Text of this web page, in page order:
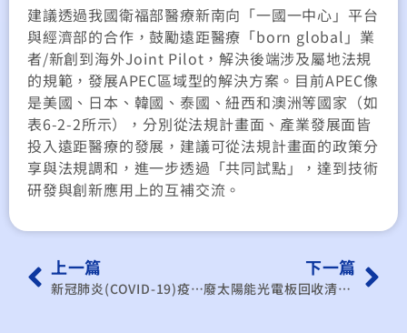
建議透過我國衛福部醫療新南向「一國一中心」平台
與經濟部的合作，鼓勵遠距醫療「born global」業
者/新創到海外Joint Pilot，解決後端涉及屬地法規
的規範，發展APEC區域型的解決方案。目前APEC像
是美國、日本、韓國、泰國、紐西和澳洲等國家（如
表6-2-2所示），分別從法規計畫面、產業發展面皆
投入遠距醫療的發展，建議可從法規計畫面的政策分
享與法規調和，進一步透過「共同試點」，達到技術
研發與創新應用上的互補交流。
上一篇
新冠肺炎(COVID-19)疫情對台商大陸經營的影響、未來動向及建議
下一篇
廢太陽能光電板回收清除處理示範計畫專案工作計畫*